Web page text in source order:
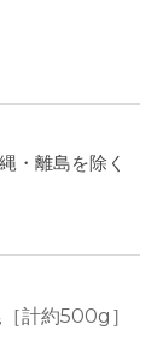
・離島を除く
［計約500g］